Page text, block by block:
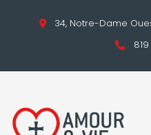
34, Notre-Dame